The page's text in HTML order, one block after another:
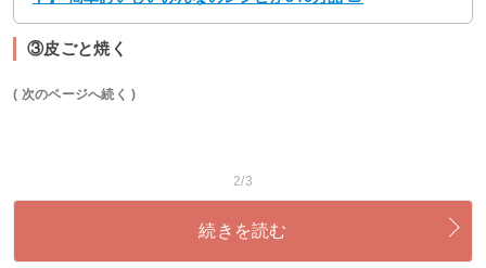
③皮ごと焼く
( 次のページへ続く )
2/3
続きを読む